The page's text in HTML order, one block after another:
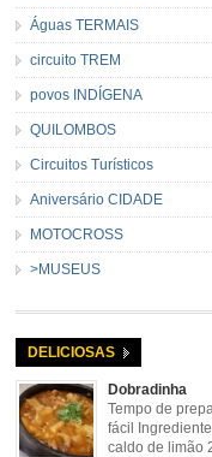
Águas TERMAIS
circuito TREM
povos INDÍGENA
QUILOMBOS
Circuitos Turísticos
Aniversário CIDADE
MOTOCROSS
>MUSEUS
DELICIOSAS
Dobradinha
Tempo de
fácil
caldo de limão